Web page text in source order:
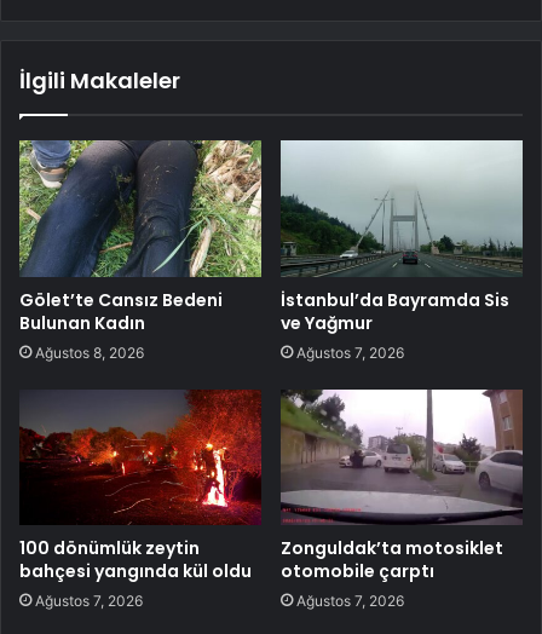
İlgili Makaleler
Gölet’te Cansız Bedeni
Bulunan Kadın
Ağustos 8, 2026
İstanbul’da Bayramda Sis
ve Yağmur
Ağustos 7, 2026
100 dönümlük zeytin
bahçesi yangında kül oldu
Ağustos 7, 2026
Zonguldak’ta motosiklet
otomobile çarptı
Ağustos 7, 2026